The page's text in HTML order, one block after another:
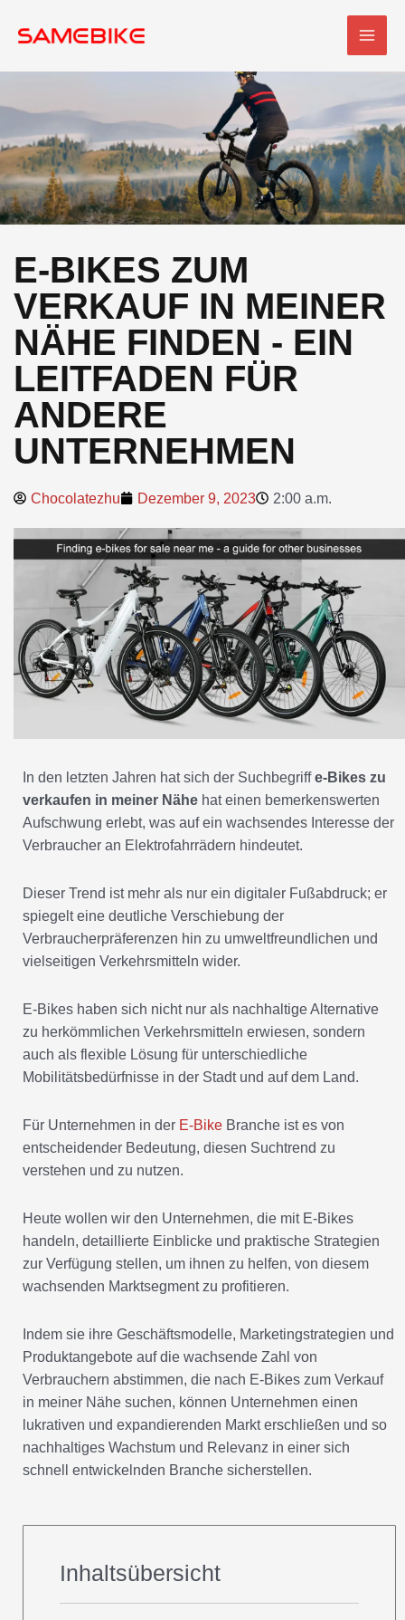
Inhalt
E-BIKES ZUM
VERKAUF IN MEINER
NÄHE FINDEN - EIN
LEITFADEN FÜR
ANDERE
UNTERNEHMEN
Chocolatezhu Dezember 9, 2023 2:00 a.m.
In den letzten Jahren hat sich der Suchbegriffe-Bikes zu
verkaufen in meiner Nähe hat einen bemerkenswerten
Aufschwung erlebt, was auf ein wachsendes Interesse der
Verbraucher an Elektrofahrrädern hindeutet.
Dieser Trend ist mehr als nur ein digitaler Fußabdruck; er
spiegelt eine deutliche Verschiebung der
Verbraucherpräferenzen hin zu umweltfreundlichen und
vielseitigen Verkehrsmitteln wider.
E-Bikes haben sich nicht nur als nachhaltige Alternative
zu herkömmlichen Verkehrsmitteln erwiesen, sondern
auch als flexible Lösung für unterschiedliche
Mobilitätsbedürfnisse in der Stadt und auf dem Land.
Für Unternehmen in der E-Bike Branche ist es von
entscheidender Bedeutung, diesen Suchtrend zu
verstehen und zu nutzen.
Heute wollen wir den Unternehmen, die mit E-Bikes
handeln, detaillierte Einblicke und praktische Strategien
zur Verfügung stellen, um ihnen zu helfen, von diesem
wachsenden Marktsegment zu profitieren.
Indem sie ihre Geschäftsmodelle, Marketingstrategien und
Produktangebote auf die wachsende Zahl von
Verbrauchern abstimmen, die nach E-Bikes zum Verkauf
in meiner Nähe suchen, können Unternehmen einen
lukrativen und expandierenden Markt erschließen und so
nachhaltiges Wachstum und Relevanz in einer sich
schnell entwickelnden Branche sicherstellen.
Inhaltsübersicht